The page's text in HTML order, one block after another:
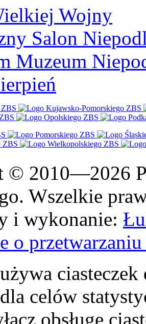
Wojny
Salon
Muzeum
© 2010—2026
Wszelkie
i wykonanie:
o
celów
obsługę